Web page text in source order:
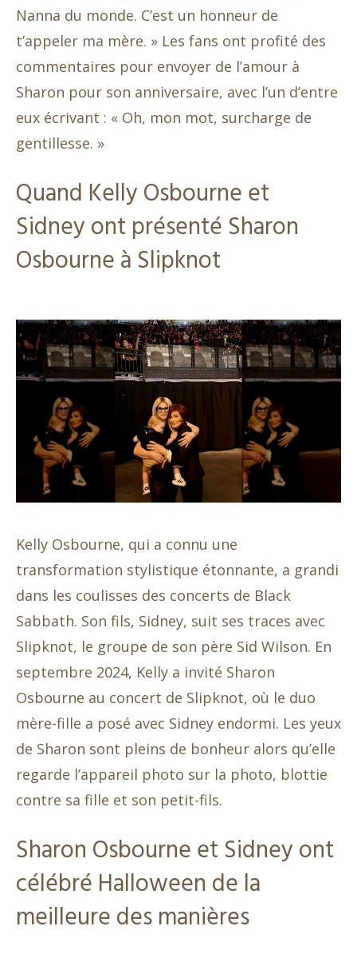
Nanna du monde. C’est un honneur de
t’appeler ma mère. » Les fans ont profité des
commentaires pour envoyer de l’amour à
Sharon pour son anniversaire, avec l’un d’entre
eux écrivant : « Oh, mon mot, surcharge de
gentillesse. »
Quand Kelly Osbourne et
Sidney ont présenté Sharon
Osbourne à Slipknot
Kelly Osbourne, qui a connu une
transformation stylistique étonnante, a grandi
dans les coulisses des concerts de Black
Sabbath. Son fils, Sidney, suit ses traces avec
Slipknot, le groupe de son père Sid Wilson. En
septembre 2024, Kelly a invité Sharon
Osbourne au concert de Slipknot, où le duo
mère-fille a posé avec Sidney endormi. Les yeux
de Sharon sont pleins de bonheur alors qu’elle
regarde l’appareil photo sur la photo, blottie
contre sa fille et son petit-fils.
Sharon Osbourne et Sidney ont
célébré Halloween de la
meilleure des manières